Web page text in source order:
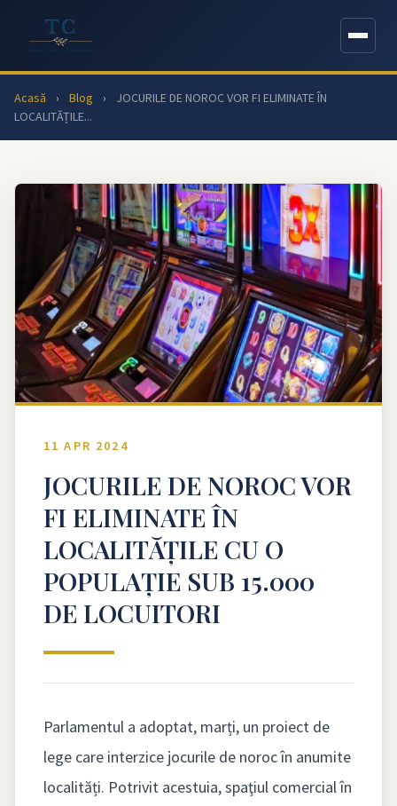
Acasă › Blog ›
JOCURILE DE NOROC VOR FI ELIMINATE ÎN
LOCALITĂȚILE...
11 APR 2024
JOCURILE DE NOROC VOR
FI ELIMINATE ÎN
LOCALITĂȚILE CU O
POPULAȚIE SUB 15.000
DE LOCUITORI
Parlamentul a adoptat, marți, un proiect de
lege care interzice jocurile de noroc în anumite
localități. Potrivit acestuia, spaţiul comercial în